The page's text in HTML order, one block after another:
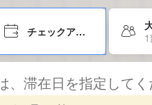
チェックアウト日
、滞在日を指定して